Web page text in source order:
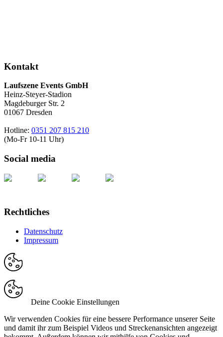
Kontakt
Laufszene Events GmbH
Heinz-Steyer-Stadion
Magdeburger Str. 2
01067 Dresden
Hotline: 0351 207 815 210
(Mo-Fr 10-11 Uhr)
Social media
Rechtliches
Datenschutz
Impressum
Deine Cookie Einstellungen
Wir verwenden Cookies für eine bessere Performance unserer Seite
und damit ihr zum Beispiel Videos und Streckenansichten angezeigt